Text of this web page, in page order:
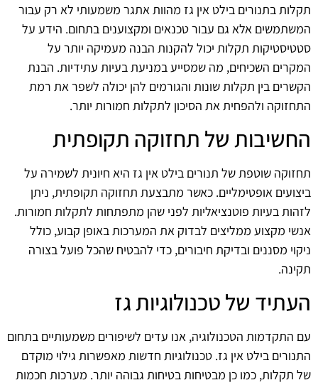
תקלות בתנורים בילט אין גז מהוות אתגר משמעותי לא רק עבור
המשתמשים אלא גם עבור טכנאים ומקצוענים בתחום. הידע על
סטטיסטיקות תקלות יכול להקנות הבנה מעמיקה יותר על
המקרים השכיחים, מה שמסייע במניעת בעיות עתידיות. הבנת
הקשרים בין תקלות שונות והגורמים להן יכולה לשפר את רמת
התחזוקה ולהפחית את הסיכון לתקלות חמורות יותר.
החשיבות של תחזוקה תקופתית
תחזוקה שוטפת של תנורים בילט אין גז היא חיונית לשמירה על
ביצועים אופטימליים. כאשר מתבצעת תחזוקה תקופתית, ניתן
לזהות בעיות פוטנציאליות לפני שהן מתפתחות לתקלות חמורות.
אנשי מקצוע ממליצים לבדוק את המערכות באופן קבוע, כולל
ניקוי מסננים ובדיקת חיבורים, כדי להבטיח שהכל פועל בצורה
תקינה.
העתיד של טכנולוגיות גז
עם התקדמות הטכנולוגיה, אנו עדים לשיפורים משמעותיים בתחום
התנורים בילט אין גז. טכנולוגיות חדשות מאפשרות גילוי מוקדם
של תקלות, כמו כן מבטיחות בטיחות גבוהה יותר. מערכות חכמות